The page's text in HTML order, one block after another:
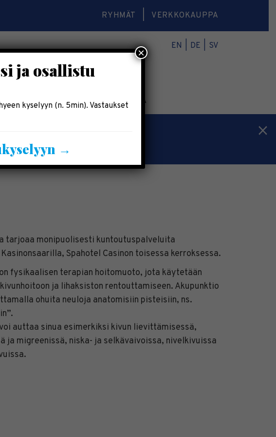
RYHMÄT VERKKOKAUPPA
EN DE SV
INFO VERKKOKAUPPA
tarjoaa monipuolisesti kuntoutuspalveluita
Kasinonsaarilla, Spahotel Casinon toisessa kerroksessa.
fysikaalisen terapian hoitomuoto, jota käytetään
ja lihaksiston rentouttamiseen. Akupunktio
ohuita neuloja anatomisiin pisteisiin, ns.
auttaa sinua esimerkiksi kivun lievittämisessä,
ja migreenissä, niska- ja selkävaivoissa, nivelkivuissa
ja osallistu
kyselyyn (n. 5min). Vastaukset
→
×